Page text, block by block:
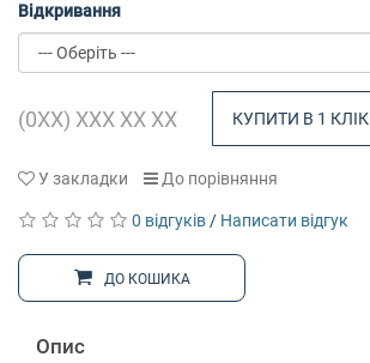
Відкривання
КУПИТИ В 1 КЛІК
У закладки До порівняння
0 відгуків / Написати відгук
ДО КОШИКА
Опис